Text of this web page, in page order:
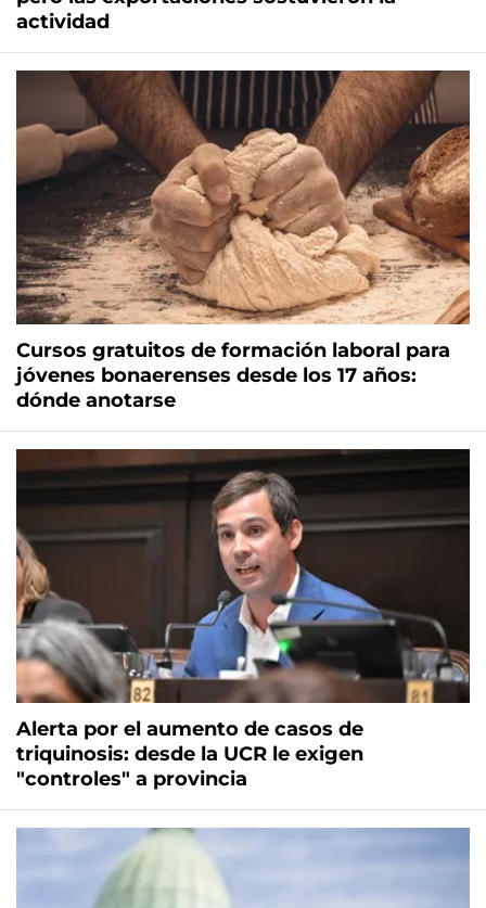
actividad
Cursos gratuitos de formación laboral para
jóvenes bonaerenses desde los 17 años:
dónde anotarse
Alerta por el aumento de casos de
triquinosis: desde la UCR le exigen
"controles" a provincia